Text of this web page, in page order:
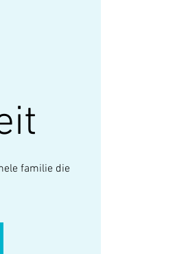
familie die